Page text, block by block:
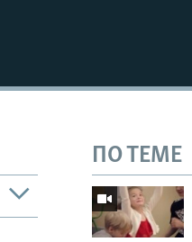
ПО ТЕМЕ